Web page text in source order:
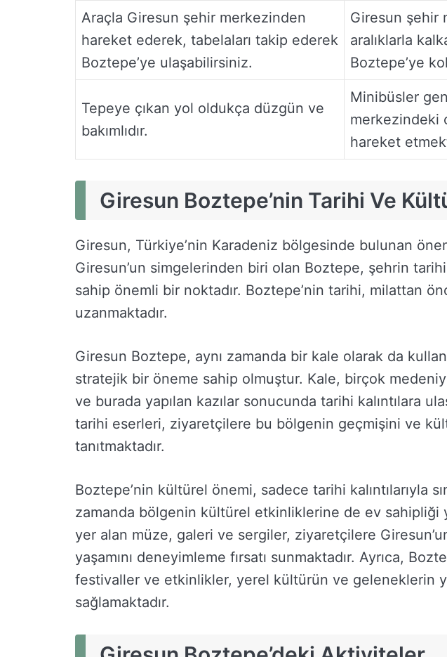
Araçla Giresun şehir merkezinden
hareket ederek, tabelaları takip ederek
Boztepe’ye ulaşabilirsiniz.
Giresun şehir
aralıklarla
Boztepe’ye
Tepeye çıkan yol oldukça düzgün ve
bakımlıdır.
Minibüsler
merkezindeki
hareket
Giresun Boztepe’nin Tarihi Ve
Giresun, Türkiye’nin Karadeniz bölgesinde bulunan
Giresun’un simgelerinden biri olan Boztepe, şehrin
sahip önemli bir noktadır. Boztepe’nin tarihi, milattan
uzanmaktadır.
Giresun Boztepe, aynı zamanda bir kale olarak da
stratejik bir öneme sahip olmuştur. Kale, birçok
ve burada yapılan kazılar sonucunda tarihi kalıntılara
tarihi eserleri, ziyaretçilere bu bölgenin geçmişini ve
tanıtmaktadır.
Boztepe’nin kültürel önemi, sadece tarihi kalıntılarıyla
zamanda bölgenin kültürel etkinliklerine de ev sahipliği
yer alan müze, galeri ve sergiler, ziyaretçilere
yaşamını deneyimleme fırsatı sunmaktadır. Ayrıca,
festivaller ve etkinlikler, yerel kültürün ve geleneklerin
sağlamaktadır.